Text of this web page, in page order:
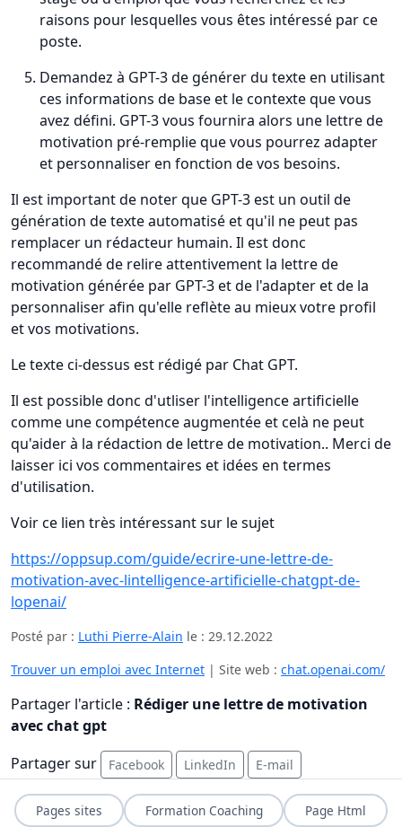
raisons pour lesquelles vous êtes intéressé par ce
poste.
Demandez à GPT-3 de générer du texte en utilisant
ces informations de base et le contexte que vous
avez défini. GPT-3 vous fournira alors une lettre de
motivation pré-remplie que vous pourrez adapter
et personnaliser en fonction de vos besoins.
Il est important de noter que GPT-3 est un outil de
génération de texte automatisé et qu'il ne peut pas
remplacer un rédacteur humain. Il est donc
recommandé de relire attentivement la lettre de
motivation générée par GPT-3 et de l'adapter et de la
personnaliser afin qu'elle reflète au mieux votre profil
et vos motivations.
Le texte ci-dessus est rédigé par Chat GPT.
Il est possible donc d'utliser l'intelligence artificielle
comme une compétence augmentée et celà ne peut
qu'aider à la rédaction de lettre de motivation.. Merci de
laisser ici vos commentaires et idées en termes
d'utilisation.
Voir ce lien très intéressant sur le sujet
https://oppsup.com/guide/ecrire-une-lettre-de-
motivation-avec-lintelligence-artificielle-chatgpt-de-
lopenai/
Posté par : Luthi Pierre-Alain le : 29.12.2022
Trouver un emploi avec Internet | Site web : chat.openai.com/
Partager l'article : Rédiger une lettre de motivation
avec chat gpt
Partager sur
Facebook LinkedIn E-mail
Pages sites Formation Coaching Page Html